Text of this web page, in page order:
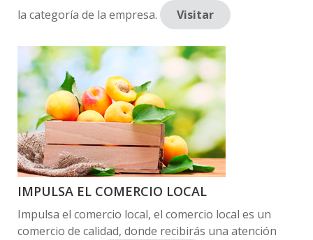
la categoría de la empresa.
Visitar
IMPULSA EL COMERCIO LOCAL
Impulsa el comercio local, el comercio local es un
comercio de calidad, donde recibirás una atención